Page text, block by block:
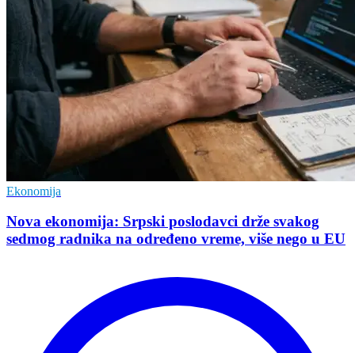
Ekonomija
Nova ekonomija: Srpski poslodavci drže svakog
sedmog radnika na određeno vreme, više nego u EU